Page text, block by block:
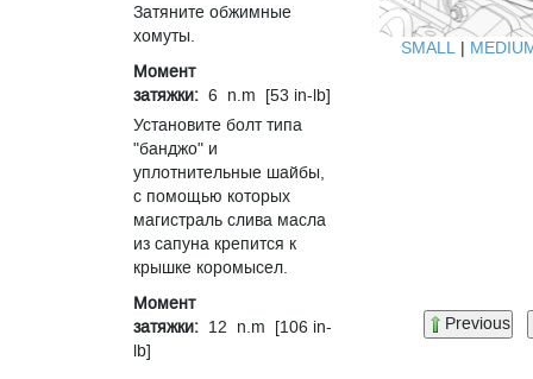
Затяните обжимные
хомуты.
Момент
затяжки: 6 n.m [53 in-lb]
Установите болт типа
"банджо" и
уплотнительные шайбы,
с помощью которых
магистраль слива масла
из сапуна крепится к
крышке коромысел.
Момент
затяжки: 12 n.m [106 in-
lb]
SMALL |
Previous